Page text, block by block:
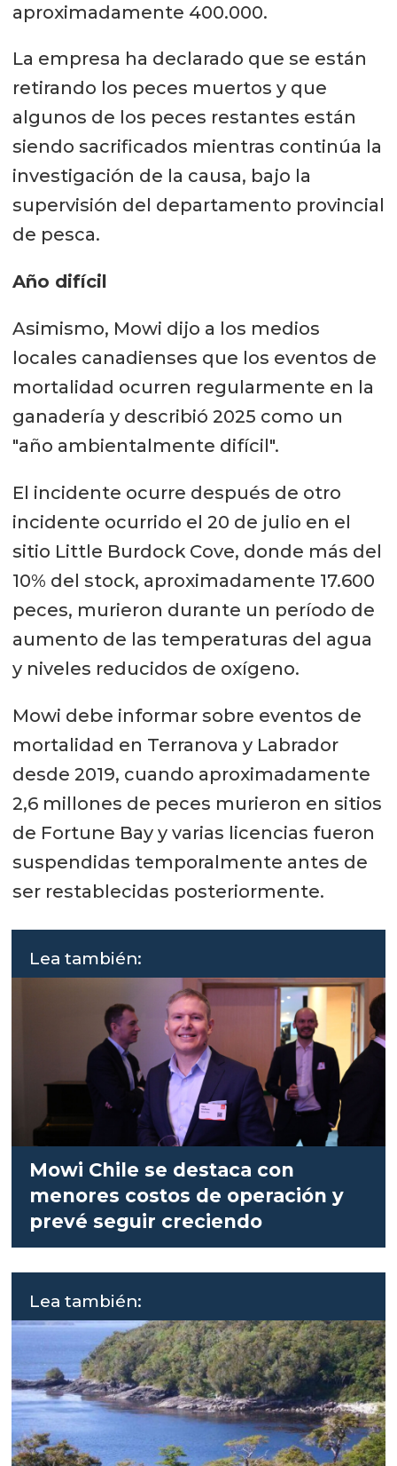
aproximadamente 400.000.
La empresa ha declarado que se están
retirando los peces muertos y que
algunos de los peces restantes están
siendo sacrificados mientras continúa la
investigación de la causa, bajo la
supervisión del departamento provincial
de pesca.
Año difícil
Asimismo, Mowi dijo a los medios
locales canadienses que los eventos de
mortalidad ocurren regularmente en la
ganadería y describió 2025 como un
"año ambientalmente difícil".
El incidente ocurre después de otro
incidente ocurrido el 20 de julio en el
sitio Little Burdock Cove, donde más del
10% del stock, aproximadamente 17.600
peces, murieron durante un período de
aumento de las temperaturas del agua
y niveles reducidos de oxígeno.
Mowi debe informar sobre eventos de
mortalidad en Terranova y Labrador
desde 2019, cuando aproximadamente
2,6 millones de peces murieron en sitios
de Fortune Bay y varias licencias fueron
suspendidas temporalmente antes de
ser restablecidas posteriormente.
Lea también:
Mowi Chile se destaca con
menores costos de operación y
prevé seguir creciendo
Lea también: